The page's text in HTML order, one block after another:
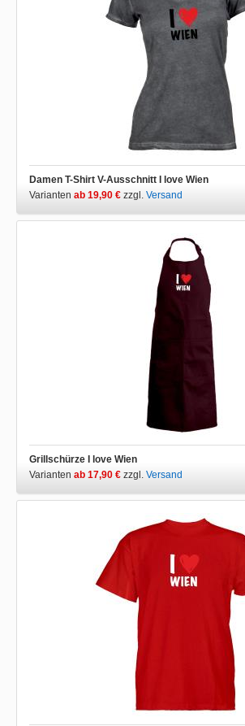
Damen T-Shirt V-Ausschnitt I love Wien
Varianten ab 19,90 € zzgl. Versand
Grillschürze I love Wien
Varianten ab 17,90 € zzgl. Versand